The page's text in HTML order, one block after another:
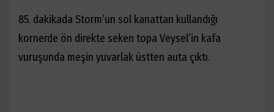
85. dakikada Storm’un sol kanattan kullandığı
kornerde ön direkte seken topa Veysel’in kafa
vuruşunda meşin yuvarlak üstten auta çıktı.